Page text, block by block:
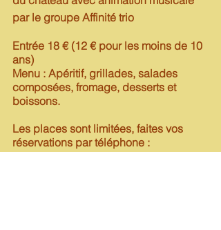
par le groupe Affinité trio
Entrée 18 € (12 € pour les moins de 10
ans)
Menu : Apéritif, grillades, salades
composées, fromage, desserts et
boissons.
Les places sont limitées, faites vos
réservations par téléphone :
-06 51 43 93 10